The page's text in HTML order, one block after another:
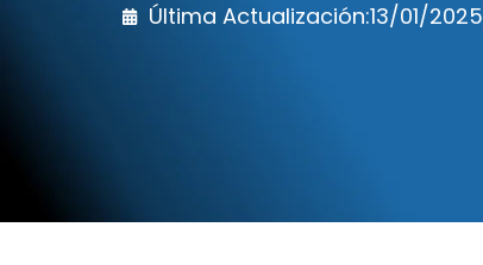
Última Actualización:13/01/2025